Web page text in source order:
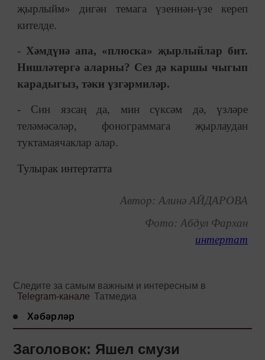
җырлыйм» дигән темага үзеннән-үзе кереп
кителде.
- Хәмдүнә апа, «плюска» җырлыйлар бит.
Нишләтергә аларны? Сез дә каршы чыгып
карадыгыз, тәки үзгәрмиләр.
- Син язсаң да, мин сүксәм дә, үзләре
теләмәсәләр, фонограммага җырлаудан
туктамаячаклар алар.
Тулырак интертатта
Автор: Алинә АЙДАРОВА
Фото: Абдул Фархан
интертат
Следите за самым важным и интересным в
Telegram-канале Татмедиа
Хәбәрләр
Заголовок: Яшел смузи